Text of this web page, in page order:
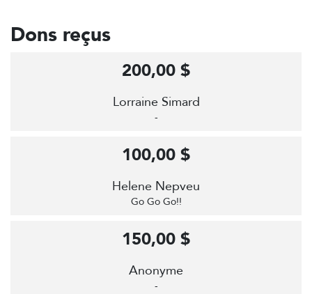
Dons reçus
Lorraine Simard
-
200,00 $
Helene Nepveu
Go Go Go!!
100,00 $
Anonyme
-
150,00 $